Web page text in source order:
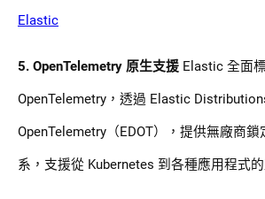
Elastic
5. OpenTelemetry 原生支援 Elastic 全面
OpenTelemetry，透過 Elastic
OpenTelemetry（EDOT），提供無廠商鎖
系，支援從 Kubernetes 到各種應用程式的